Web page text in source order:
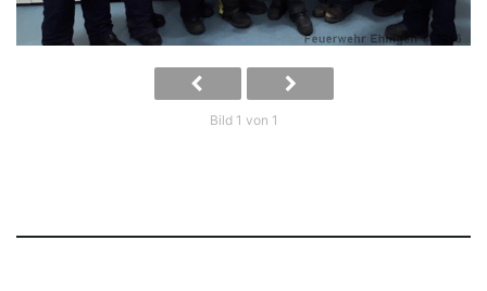
Bild 1 von 1